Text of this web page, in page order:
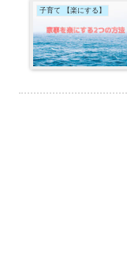
子育て 【楽にする】